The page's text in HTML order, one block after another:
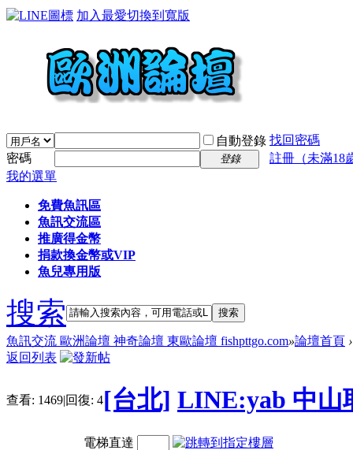
加入最愛切換到寬版
自動登錄 找回密碼
密碼
登錄
註冊（未滿18
我的選單
免費魚訊區
魚訊交流區
推廣得金幣
捐款換金幣或VIP
魚兒專用版
搜索 搜索
魚訊交流 歐洲論壇 神奇論壇 東歐論壇 fishpttgo.com»論壇首頁 ›
返回列表
查看: 1469|回復: 4[台北] LINE:yab 中山
電梯直達